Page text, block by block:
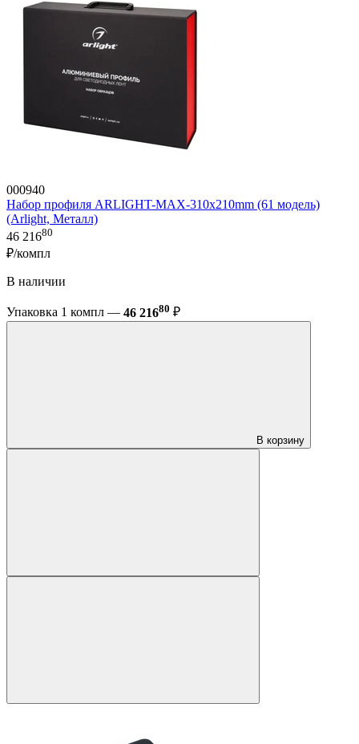
000940
Набор профиля ARLIGHT-MAX-310х210mm (61 модель)
(Arlight, Металл)
46 21680
₽/компл
В наличии
Упаковка 1 компл — 46 21680 ₽
В корзину